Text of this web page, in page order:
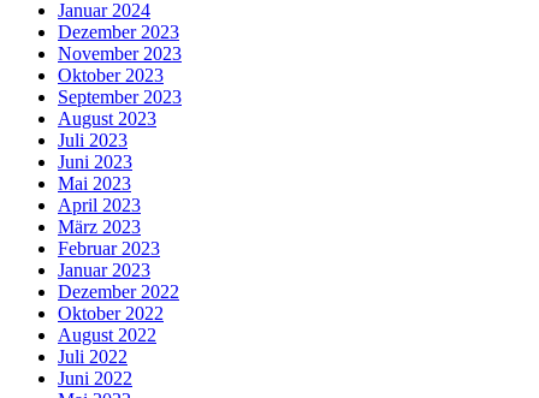
Januar 2024
Dezember 2023
November 2023
Oktober 2023
September 2023
August 2023
Juli 2023
Juni 2023
Mai 2023
April 2023
März 2023
Februar 2023
Januar 2023
Dezember 2022
Oktober 2022
August 2022
Juli 2022
Juni 2022